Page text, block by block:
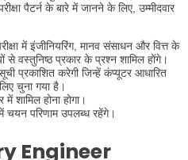
पैटर्न के बारे में जानने के लिए, उम्मीदवार
में इंजीनियरिंग, मानव संसाधन और वित्त के
से वस्तुनिष्ठ प्रकार के प्रश्न शामिल होंगे।
प्रकाशित करेगी जिन्हें कंप्यूटर आधारित
चुना गया है।
शामिल होना होगा।
चयन परिणाम उपलब्ध रहेंगे।
Engineer